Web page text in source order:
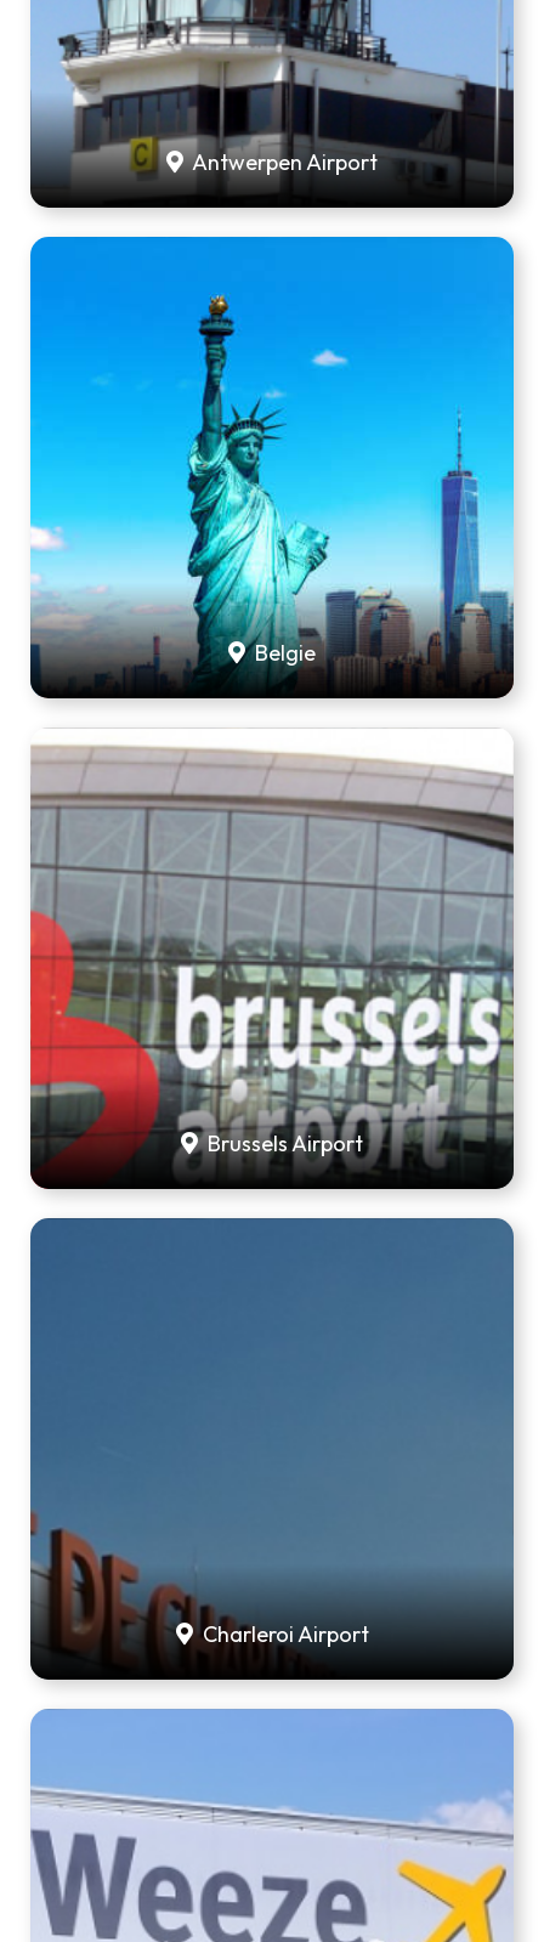
Antwerpen Airport
Belgie
Brussels Airport
Charleroi Airport